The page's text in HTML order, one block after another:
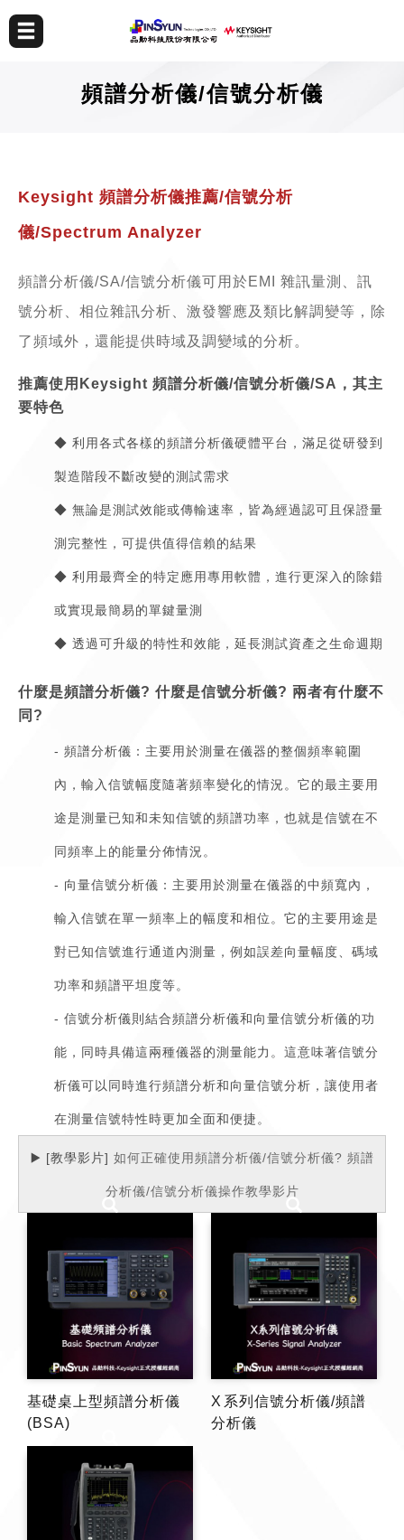
頻譜分析儀/信號分析儀
Keysight 頻譜分析儀推薦/信號分析
儀/Spectrum Analyzer
頻譜分析儀/SA/信號分析儀可用於EMI 雜訊量測、訊
號分析、相位雜訊分析、激發響應及類比解調變等，除
了頻域外，還能提供時域及調變域的分析。
推薦使用Keysight 頻譜分析儀/信號分析儀/SA，其主
要特色
◆ 利用各式各樣的頻譜分析儀硬體平台，滿足從研發到
製造階段不斷改變的測試需求
◆ 無論是測試效能或傳輸速率，皆為經過認可且保證量
測完整性，可提供值得信賴的結果
◆ 利用最齊全的特定應用專用軟體，進行更深入的除錯
或實現最簡易的單鍵量測
◆ 透過可升級的特性和效能，延長測試資產之生命週期
什麼是頻譜分析儀? 什麼是信號分析儀? 兩者有什麼不
同?
- 頻譜分析儀：主要用於測量在儀器的整個頻率範圍
內，輸入信號幅度隨著頻率變化的情況。它的最主要用
途是測量已知和未知信號的頻譜功率，也就是信號在不
同頻率上的能量分佈情況。
- 向量信號分析儀：主要用於測量在儀器的中頻寬內，
輸入信號在單一頻率上的幅度和相位。它的主要用途是
對已知信號進行通道內測量，例如誤差向量幅度、碼域
功率和頻譜平坦度等。
- 信號分析儀則結合頻譜分析儀和向量信號分析儀的功
能，同時具備這兩種儀器的測量能力。這意味著信號分
析儀可以同時進行頻譜分析和向量信號分析，讓使用者
在測量信號特性時更加全面和便捷。
▶️ [教學影片] 如何正確使用頻譜分析儀/信號分析儀? 頻譜
分析儀/信號分析儀操作教學影片
基礎桌上型頻譜分析儀
(BSA)
X 系列信號分析儀/頻譜
分析儀